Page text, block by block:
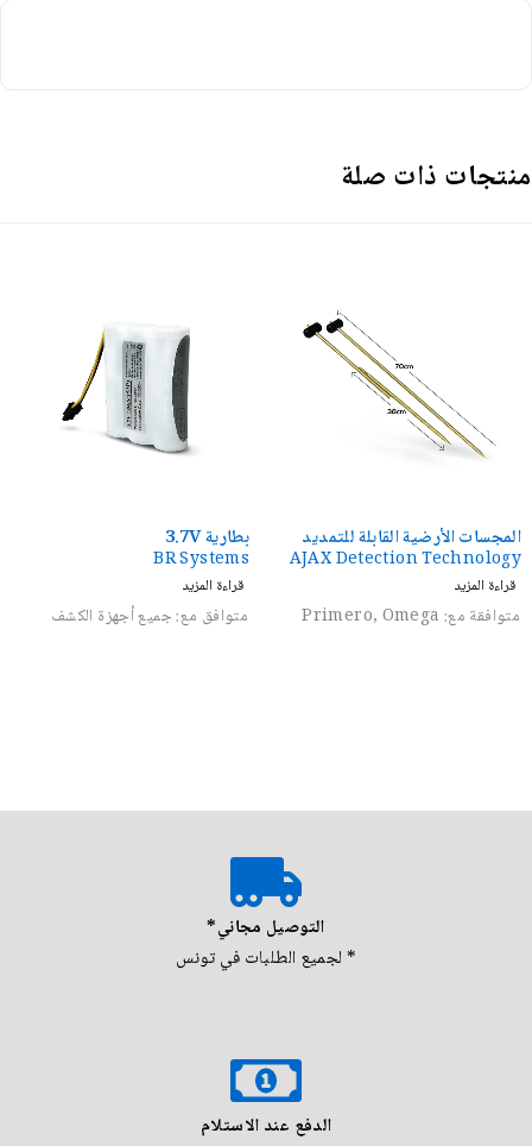
ذات صلة
المجسات الأرضية القابلة للتمديد
AJAX Detection Technology
قراءة المزيد
متوافقة مع: Primero, Omega
بطارية 3.7V
BR Systems
قراءة المزيد
متوافق مع: جميع أجهزة الكشف
التوصيل مجاني*
* لجميع الطلبات في تونس
الدفع عند الاستلام